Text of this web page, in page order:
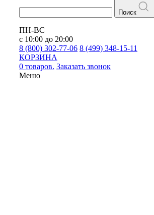
Поиск
ПН-ВС
с 10:00 до 20:00
8 (800) 302-77-06 8 (499) 348-15-11
КОРЗИНА
0 товаров. Заказать звонок
Меню